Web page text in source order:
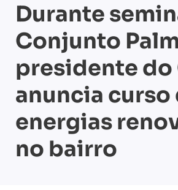
Durante
Conjunto
presidente do
anuncia curso
energias
no bairro